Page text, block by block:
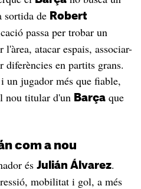
sortida de Robert
passa per trobar un
atacar espais, associar-
diferències en partits grans.
un jugador més que fiable,
nou titular d'un Barçaque
com a nou
és Julián Álvarez.
mobilitat i gol, a més